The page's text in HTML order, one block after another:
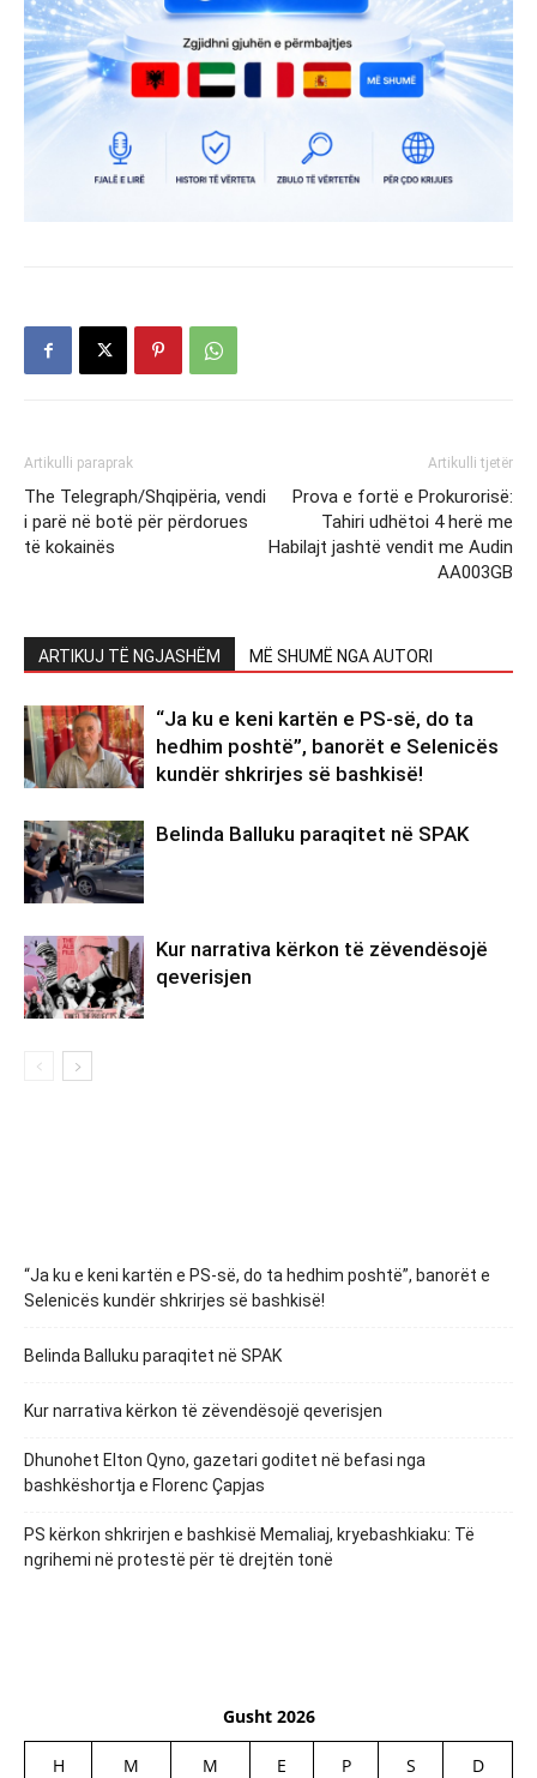
Artikulli paraprak
The Telegraph/Shqipëria, vendi
i parë në botë për përdorues
të kokainës
Artikulli tjetër
Prova e fortë e Prokurorisë:
Tahiri udhëtoi 4 herë me
Habilajt jashtë vendit me Audin
AA003GB
ARTIKUJ TË NGJASHËM MË SHUMË NGA AUTORI
“Ja ku e keni kartën e PS-së, do ta
hedhim poshtë”, banorët e Selenicës
kundër shkrirjes së bashkisë!
Belinda Balluku paraqitet në SPAK
Kur narrativa kërkon të zëvendësojë
qeverisjen
“Ja ku e keni kartën e PS-së, do ta hedhim poshtë”, banorët e
Selenicës kundër shkrirjes së bashkisë!
Belinda Balluku paraqitet në SPAK
Kur narrativa kërkon të zëvendësojë qeverisjen
Dhunohet Elton Qyno, gazetari goditet në befasi nga
bashkëshortja e Florenc Çapjas
PS kërkon shkrirjen e bashkisë Memaliaj, kryebashkiaku: Të
ngrihemi në protestë për të drejtën tonë
Gusht 2026
H M M E P S D